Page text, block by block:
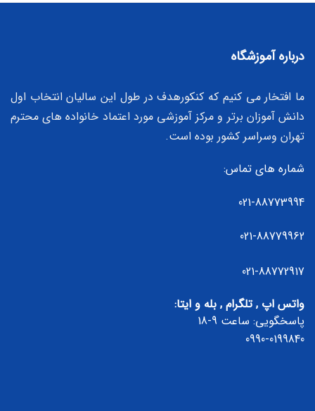
درباره آموزشگاه
ما افتخار می کنیم که کنکورهدف در طول این سالیان انتخاب اول
دانش آموزان برتر و مرکز آموزشی مورد اعتماد خانواده های محترم
تهران وسراسر کشور بوده است.
شماره های تماس:
021-88773994
021-88779962
021-88772917
واتس اپ , تلگرام , بله و ایتا:
پاسخگویی: ساعت 9-18
0990-0199840